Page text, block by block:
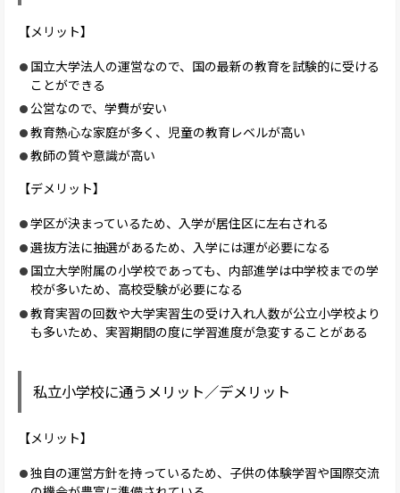
【メリット】
国立大学法人の運営なので、国の最新の教育を試験的に受ける
ことができる
公営なので、学費が安い
教育熱心な家庭が多く、児童の教育レベルが高い
教師の質や意識が高い
【デメリット】
学区が決まっているため、入学が居住区に左右される
選抜方法に抽選があるため、入学には運が必要になる
国立大学附属の小学校であっても、内部進学は中学校までの学
校が多いため、高校受験が必要になる
教育実習の回数や大学実習生の受け入れ人数が公立小学校より
も多いため、実習期間の度に学習進度が急変することがある
私立小学校に通うメリット／デメリット
【メリット】
独自の運営方針を持っているため、子供の体験学習や国際交流